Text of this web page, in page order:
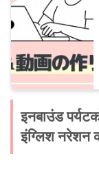
इनबाउंड
इंग्लिश नरेशन